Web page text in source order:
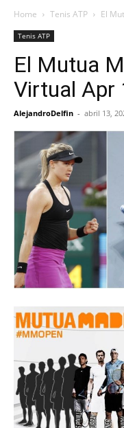
Home Tenis ATP El
Tenis ATP
El Mutua
Virtual Apr
AlejandroDelfin - abril 13,